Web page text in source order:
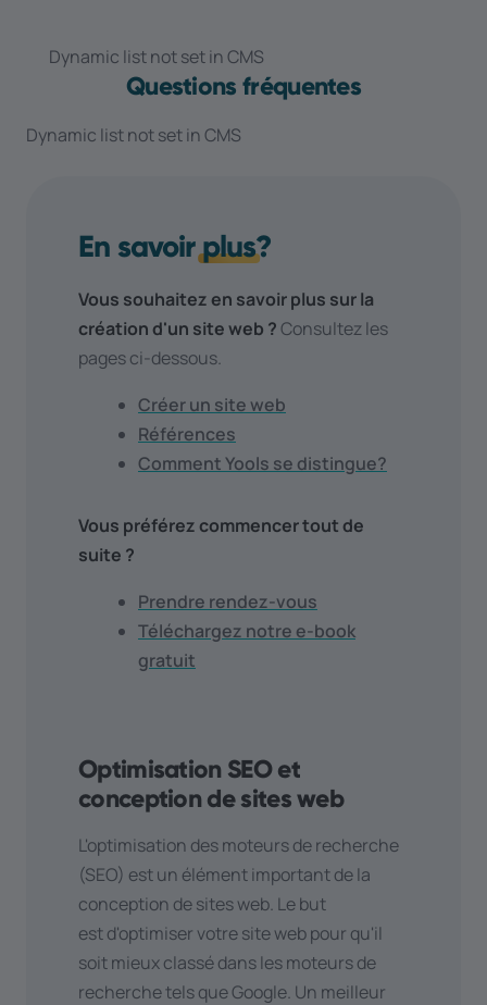
Dynamic list not set in CMS
En savoirplus?
Vous souhaitez en savoir plus sur la
création d'un site web ?Consultez les
pages ci-dessous.
Créer un site web
Références
Comment Yools se distingue?
Vous préférez commencer tout de
suite ?
Prendre rendez-vous
Téléchargez notre e-book
gratuit
Optimisation SEO et
conception de sites web
L'optimisation des moteurs de recherche
(SEO) est un élément important de la
conception de sites web. Le but
est d'optimiser votre site web pour qu'il
soit mieux classé dans les moteurs de
recherche tels que Google. Un meilleur
Questions fréquentes
Dynamic list not set in CMS